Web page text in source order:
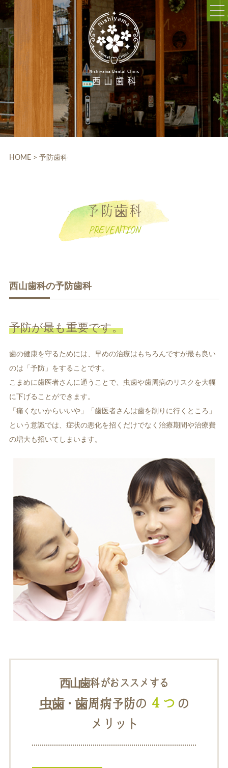
052-703-5225
9:30～12:30/14:00～18:30
休診日:木曜、日曜、祝日
WEB予約
補綴料金表
ホワイトエッセンス ホワイトニング料金表
歯周病治療
入れ歯 矯正治療
HOME > 予防歯科
予防歯科
PREVENTION
西山歯科の予防歯科
予防が最も重要です。
歯の健康を守るためには、早めの治療はもちろんですが最も良い
のは「予防」をすることです。
こまめに歯医者さんに通うことで、虫歯や歯周病のリスクを大幅
に下げることができます。
「痛くないからいいや」「歯医者さんは歯を削りに行くところ」
という意識では、症状の悪化を招くだけでなく治療期間や治療費
の増大も招いてしまいます。
西山歯科がおススメする
虫歯・歯周病予防の ４つ の
メリット